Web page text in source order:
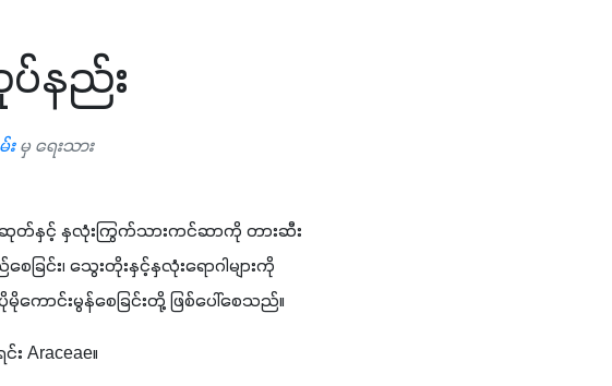
နည်း
မှ ရေးသား
ာ အဆုတ်နှင့် နှလုံးကြွက်သားကင်ဆာကို တားဆီး
င်း၊ သွေးတိုးနှင့်နှလုံးရောဂါများကို
ကောင်းမွန်စေခြင်းတို့ ဖြစ်ပေါ်စေသည်။
Araceae။